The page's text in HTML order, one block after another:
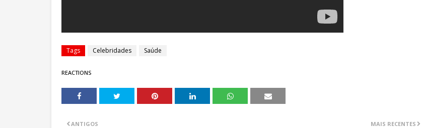
Tags Celebridades Saúde
REACTIONS
MAIS RECENTES
ANTIGOS